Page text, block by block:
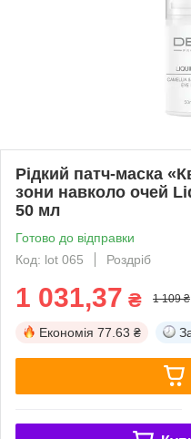
Рідкий патч-маска
зони навколо очей
50 мл
Готово до відправки
Код: lot 065
Роздріб
1 031,37 ₴ 1 109 ₴
Економія 77.63 ₴